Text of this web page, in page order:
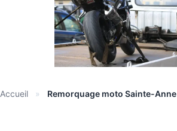
Accueil » Remorquage moto Sainte-Anne